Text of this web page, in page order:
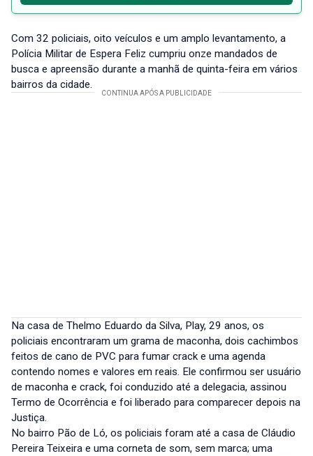
Com 32 policiais, oito veículos e um amplo levantamento, a
Polícia Militar de Espera Feliz cumpriu onze mandados de
busca e apreensão durante a manhã de quinta-feira em vários
bairros da cidade.
Na casa de Thelmo Eduardo da Silva, Play, 29 anos, os
policiais encontraram um grama de maconha, dois cachimbos
feitos de cano de PVC para fumar crack e uma agenda
contendo nomes e valores em reais. Ele confirmou ser usuário
de maconha e crack, foi conduzido até a delegacia, assinou
Termo de Ocorrência e foi liberado para comparecer depois na
Justiça.
No bairro Pão de Ló, os policiais foram até a casa de Cláudio
Pereira Teixeira e uma corneta de som, sem marca; uma